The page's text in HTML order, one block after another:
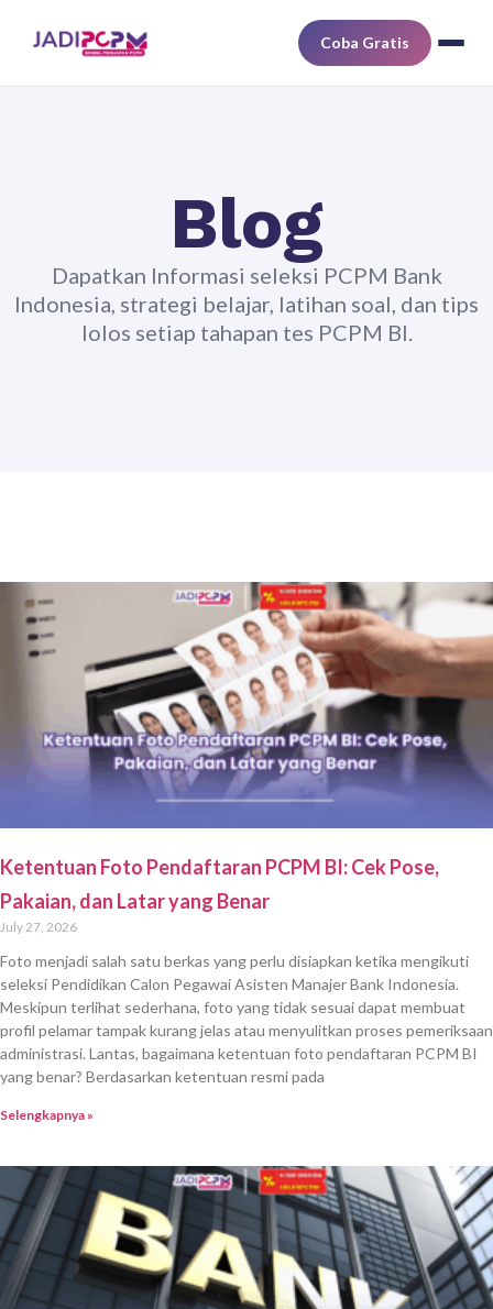
Coba Gratis
Blog
Dapatkan Informasi seleksi PCPM Bank
Indonesia, strategi belajar, latihan soal, dan tips
lolos setiap tahapan tes PCPM BI.
Ketentuan Foto Pendaftaran PCPM BI: Cek Pose,
Pakaian, dan Latar yang Benar
July 27, 2026
Foto menjadi salah satu berkas yang perlu disiapkan ketika mengikuti
seleksi Pendidikan Calon Pegawai Asisten Manajer Bank Indonesia.
Meskipun terlihat sederhana, foto yang tidak sesuai dapat membuat
profil pelamar tampak kurang jelas atau menyulitkan proses pemeriksaan
administrasi. Lantas, bagaimana ketentuan foto pendaftaran PCPM BI
yang benar? Berdasarkan ketentuan resmi pada
Selengkapnya »